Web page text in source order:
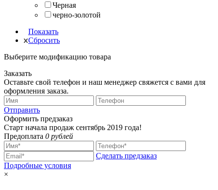
Черная
черно-золотой
Показать
Сбросить
Выберите модификацию товара
Заказать
Оставьте свой телефон и наш менеджер свяжется с вами для
оформления заказа.
Отправить
Оформить предзаказ
Старт начала продаж сентябрь 2019 года!
Предоплата 0 рублей
Сделать предзаказ
Подробные условия
×